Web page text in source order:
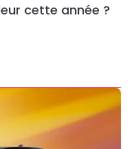
cette année ?